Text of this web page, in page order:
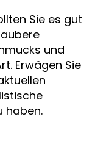
Sie es gut
und
Erwägen Sie
haben.